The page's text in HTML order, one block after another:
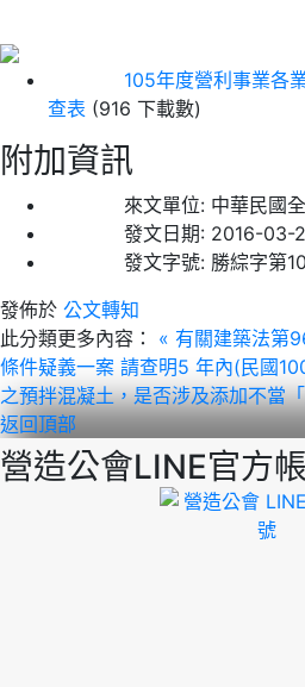
105年度營利事業各業所
查表 (916 下載數)
附加資訊
來文單位: 中華民國
發文日期: 2016-03-
發文字號: 勝綜字第
發佈於 公文轉知
此分類更多內容：
« 有關建築法第
條件疑義一案 請查明5 年內(民國
之預拌混凝土，是否涉及添加不當
返回頂部
營造公會LINE官方